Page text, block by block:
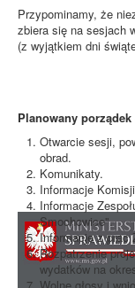
Przypominamy, że
zbiera się na sesjach
(z wyjątkiem dni
Planowany
Otwarcie sesji,
obrad.
Komunikaty.
Informacje
Informacje
Smochowice".
Informacje z prac
Rozpatrzenie
wydatków na